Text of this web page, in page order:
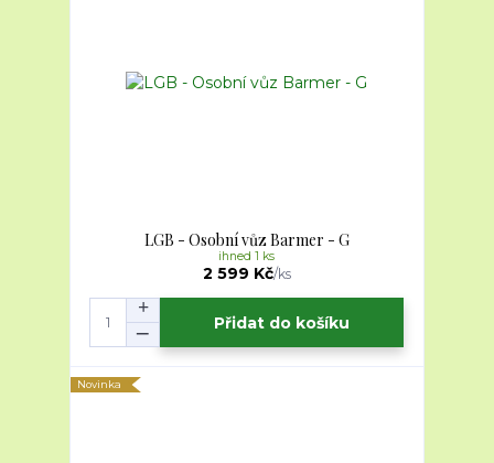
LGB - Osobní vůz Barmer - G
2 599 Kč/ks
ihned 1 ks
Přidat do košíku
Novinka